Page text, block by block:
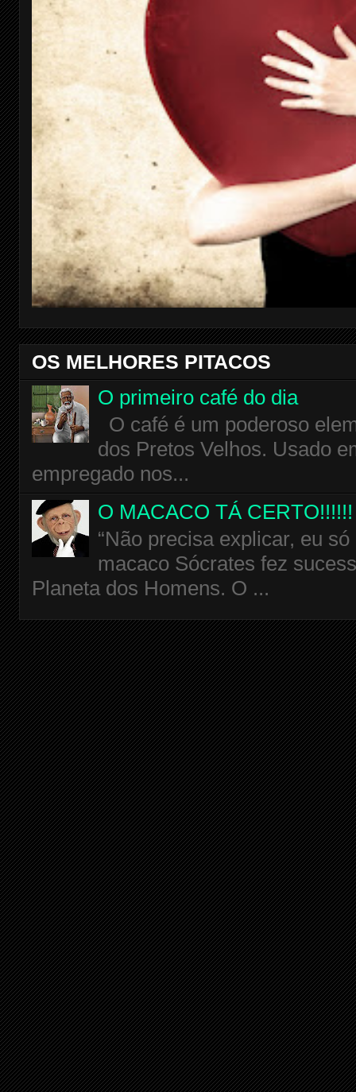
OS MELHORES PITACOS
O primeiro café do dia
O café é um poderoso
dos Pretos Velhos. Usado
empregado nos...
O MACACO TÁ CERTO!!!!!!
“Não precisa explicar, eu
macaco Sócrates fez
Planeta dos Homens. O ...